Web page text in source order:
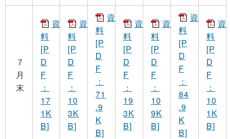
７
月
末
資
料
[P
D
F
：
17
1K
B]
資
料
[P
D
F
：
10
3K
B]
資
料
[P
D
F
：
71
.9
K
B]
資
料
[P
D
F
：
19
3K
B]
資
料
[P
D
F
：
10
9K
B]
資
料
[P
D
F
：
84
.9
K
B]
資
料
[P
D
F
：
10
1K
B]